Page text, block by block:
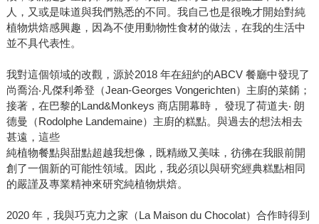
人，又或是味道與我們熟悉的不同。我自己也是很晚才開始對純
植物烘焙感興趣，因為不使用動物性食材的做法，在我的生活中
並不具代表性。
我對這個領域的改觀，源於2018 年在紐約的ABCV 餐廳中發現了
尚喬治‧凡傑利希登（Jean-Georges Vongerichten）主廚的菜餚；
接著，在巴黎的Land&Monkeys 商店開幕時， 發現了荷道夫‧ 朗
德曼（Rodolphe Landemaine）主廚的糕點。與過去的想法相去
甚遠，這些
純植物餐點與甜點超越我想像，既精緻又美味，彷彿在我眼前開
創了一個新的可能性領域。因此，我必須以與研究經典糕點相同
的嚴謹及專業精神來研究純植物烘焙。
2020 年，我與巧克力之家（La Maison du Chocolat）合作時得到